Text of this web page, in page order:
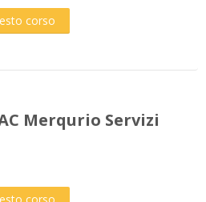
corso
Merqurio Servizi
corso